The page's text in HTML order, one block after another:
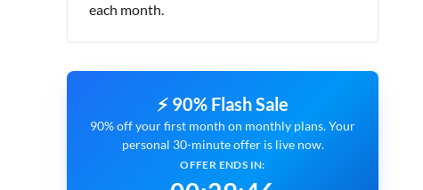
each month.
⚡ 90% Flash Sale
90% off your first month on monthly plans. Your
personal 30-minute offer is live now.
OFFER ENDS IN: